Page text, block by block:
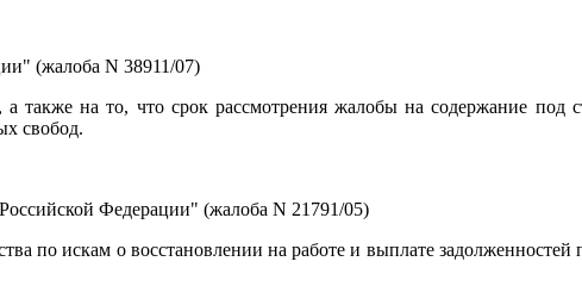
(жалоба N 38911/07)
также на то, что срок рассмотрения жалобы на содержание
свобод.
Федерации" (жалоба N 21791/05)
по искам о восстановлении на работе и выплате